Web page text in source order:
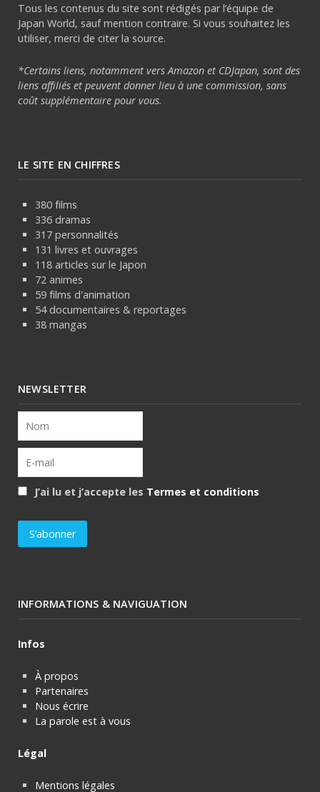
Tous les contenus du site sont rédigés par l’équipe de
Japan World, sauf mention contraire. Si vous souhaitez les
utiliser, merci de citer la source.
*Certains liens, notamment vers Amazon et CDJapan, sont des
liens affiliés et peuvent donner lieu à une commission, sans
coût supplémentaire pour vous.
LE SITE EN CHIFFRES
380 films
336 dramas
317 personnalités
131 livres et ouvrages
118 articles sur le Japon
72 animes
59 films d'animation
54 documentaires & reportages
38 mangas
NEWSLETTER
J’ai lu et j’accepte les Termes et conditions
INFORMATIONS & NAVIGUATION
Infos
À propos
Partenaires
Nous écrire
La parole est à vous
Légal
Mentions légales